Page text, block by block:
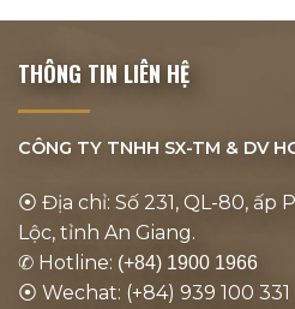
THÔNG TIN LIÊN HỆ
CÔNG TY TNHH SX-TM & DV
⦿ Địa chỉ: Số 231, QL-80, ấp
Lộc, tỉnh An Giang.
✆ Hotline: (+84) 1900 1966
⦿ Wechat: (+84) 939 100 331